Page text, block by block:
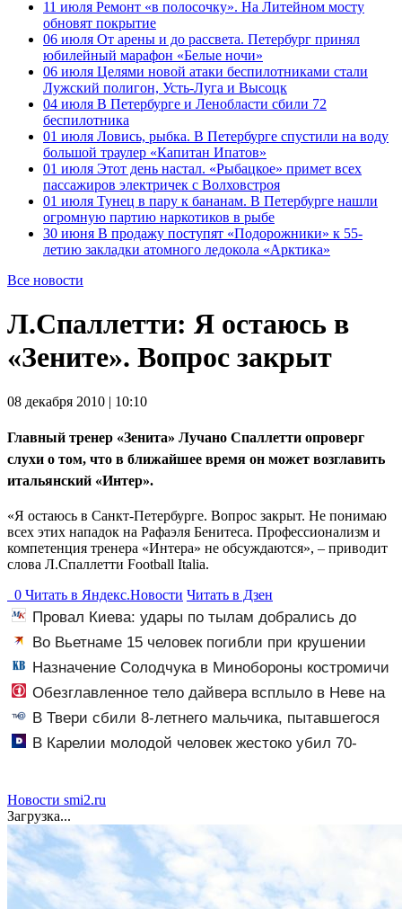
11 июля Ремонт «в полосочку». На Литейном мосту
обновят покрытие
06 июля От арены и до рассвета. Петербург принял
юбилейный марафон «Белые ночи»
06 июля Целями новой атаки беспилотниками стали
Лужский полигон, Усть-Луга и Высоцк
04 июля В Петербурге и Ленобласти сбили 72
беспилотника
01 июля Ловись, рыбка. В Петербурге спустили на воду
большой траулер «Капитан Ипатов»
01 июля Этот день настал. «Рыбацкое» примет всех
пассажиров электричек с Волховстроя
01 июля Тунец в пару к бананам. В Петербурге нашли
огромную партию наркотиков в рыбе
30 июня В продажу поступят «Подорожники» к 55-
летию закладки атомного ледокола «Арктика»
Все новости
Л.Спаллетти: Я остаюсь в
«Зените». Вопрос закрыт
08 декабря 2010 | 10:10
Главный тренер «Зенита» Лучано Спаллетти опроверг
слухи о том, что в ближайшее время он может возглавить
итальянский «Интер».
«Я остаюсь в Санкт-Петербурге. Вопрос закрыт. Не понимаю
всех этих нападок на Рафаэля Бенитеса. Профессионализм и
компетенция тренера «Интера» не обсуждаются», – приводит
слова Л.Спаллетти Football Italia.
0 Читать в Яндекс.Новости Читать в Дзен
Провал Киева: удары по тылам добрались до
Зеленского быстрее, чем до России
Во Вьетнаме 15 человек погибли при крушении
туристического катера
Назначение Солодчука в Минобороны костромичи
встретили с гордостью
Обезглавленное тело дайвера всплыло в Неве на
седьмые сутки
В Твери сбили 8-летнего мальчика, пытавшегося
перебежать проспект
В Карелии молодой человек жестоко убил 70-
Новости smi2.ru
Загрузка...